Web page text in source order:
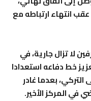
انتهاء ارتباطه مع
لا تزال جارية، في
خط دفاعه استعدادا
بعدما غادر
في المركز الأخير.